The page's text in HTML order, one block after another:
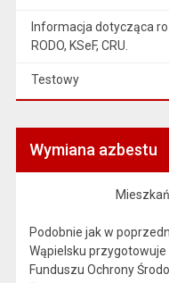
Informacja dotycząca
RODO, KSeF, CRU.
Testowy
Wymiana azbestu
Podobnie jak w
Wąpielsku
Funduszu Ochrony